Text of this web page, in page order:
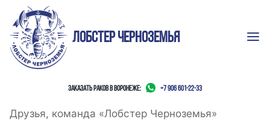
Перейти
содержимому
ЛОБСТЕР ЧЕРНОЗЕМЬЯ
ЗАКАЗАТЬ РАКОВ В ВОРОНЕЖЕ: +7 906 601-22-33
Друзья, команда «Лобстер Черноземья»